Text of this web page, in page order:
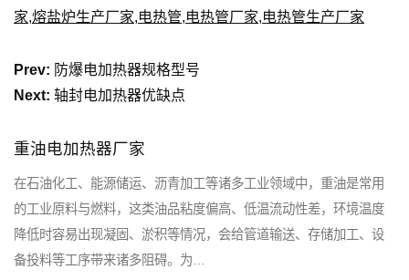
家,熔盐炉生产厂家,电热管,电热管厂家,电热管生产厂家
Prev: 防爆电加热器规格型号
Next: 轴封电加热器优缺点
重油电加热器厂家
在石油化工、能源储运、沥青加工等诸多工业领域中，重油是常用
的工业原料与燃料，这类油品粘度偏高、低温流动性差，环境温度
降低时容易出现凝固、淤积等情况，会给管道输送、存储加工、设
备投料等工序带来诸多阻碍。为…